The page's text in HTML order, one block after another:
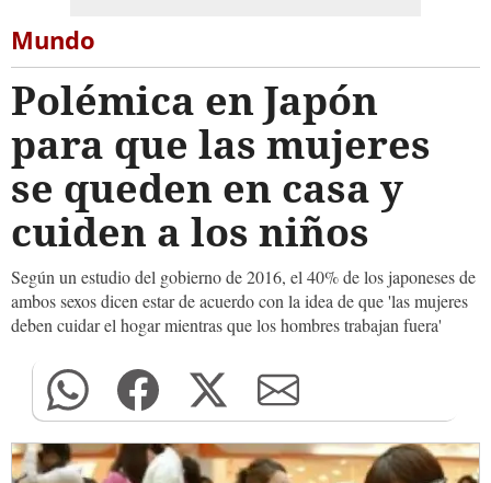
Mundo
Polémica en Japón
para que las mujeres
se queden en casa y
cuiden a los niños
Según un estudio del gobierno de 2016, el 40% de los japoneses de
ambos sexos dicen estar de acuerdo con la idea de que 'las mujeres
deben cuidar el hogar mientras que los hombres trabajan fuera'